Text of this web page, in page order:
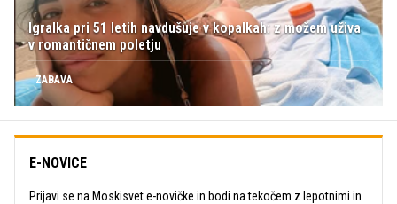
Igralka pri 51 letih navdušuje v kopalkah: z možem uživa
v romantičnem poletju
ZABAVA
E-NOVICE
Prijavi se na Moskisvet e-novičke in bodi na tekočem z lepotnimi in